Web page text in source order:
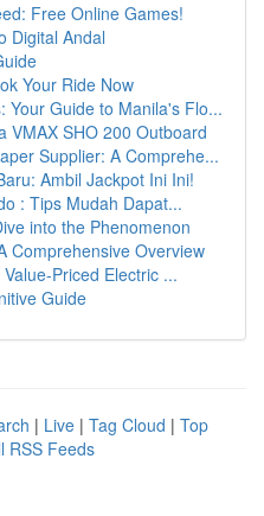
Free Online Games!
Digital Andal
Your Ride Now
Your Guide to Manila's Flo...
VMAX SHO 200 Outboard
Supplier: A Comprehe...
Ambil Jackpot Ini Ini!
: Tips Mudah Dapat...
into the Phenomenon
Comprehensive Overview
Priced Electric ...
Guide
| Live | Tag Cloud | Top
RSS Feeds